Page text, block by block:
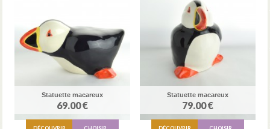
Statuette macareux
69.00 €
Statuette macareux
79.00 €